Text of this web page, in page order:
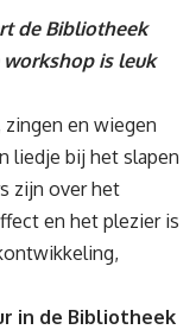
de Bibliotheek
workshop is leuk
en wiegen
liedje bij het slapen
zijn over het
en het plezier is
in de Bibliotheek